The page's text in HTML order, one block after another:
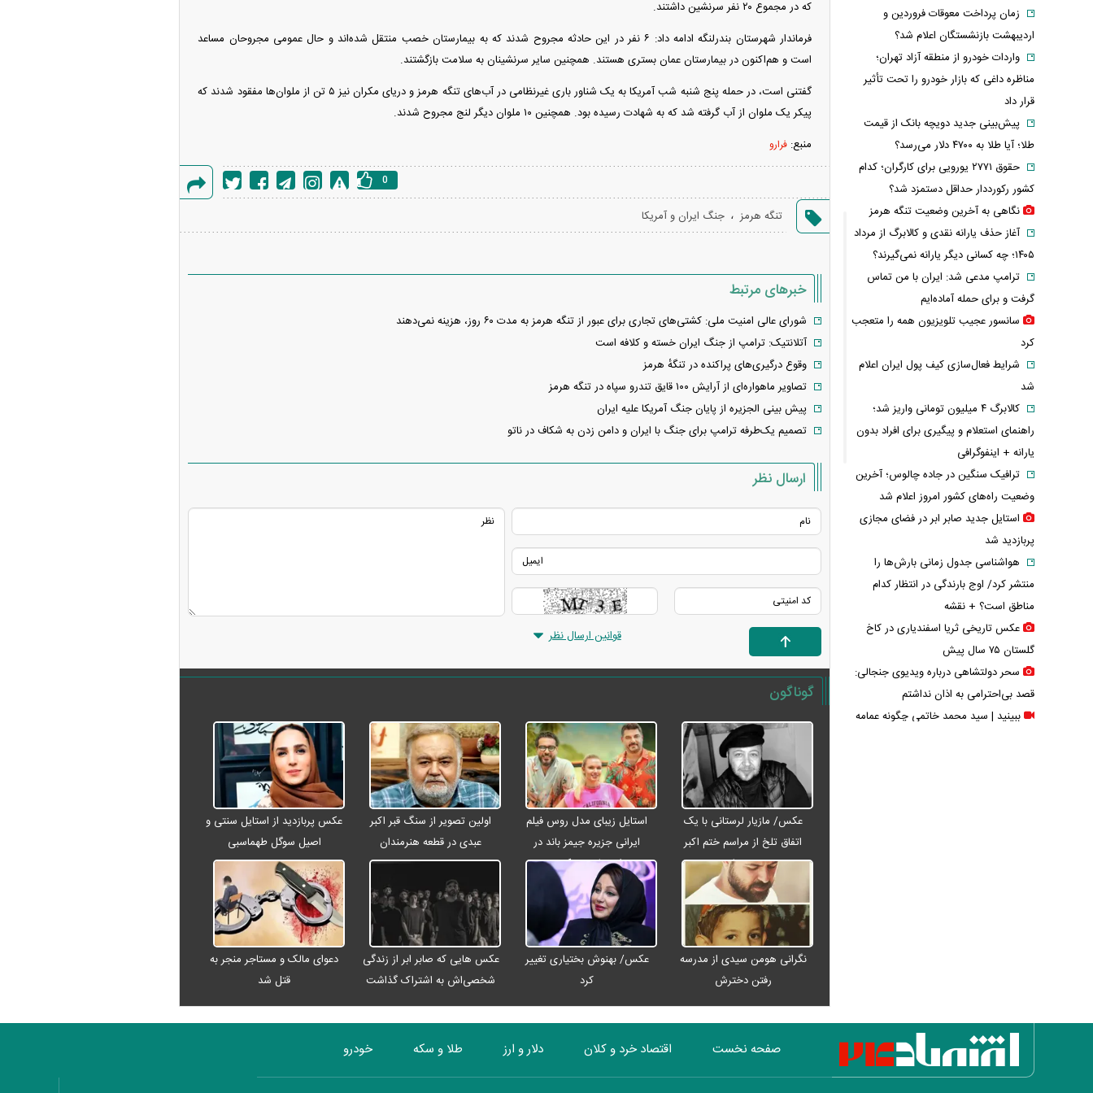
که در مجموع ۲۰ نفر سرنشین داشتند.
فرماندار شهرستان بندرلنگه ادامه داد: ۶ نفر در این حادثه مجروح شدند که به بیمارستان خصب منتقل شده‌اند و حال عمومی مجروحان مساعد
است و هم‌اکنون در بیمارستان عمان بستری هستند. همچنین سایر سرنشینان به سلامت بازگشتند.
گفتنی است، در حمله پنج شنبه شب آمریکا به یک شناور باری غیرنظامی در آب‌های تنگه هرمز و دریای مکران نیز ۵ تن از ملوان‌ها مفقود شدند که
پیکر یک ملوان از آب گرفته شد که به شهادت رسیده بود. همچنین ۱۰ ملوان دیگر لنج مجروح شدند.
منبع: فرارو
گزارش
0
تنگه هرمز ، جنگ ایران و آمریکا
خبرهای مرتبط
شورای عالی امنیت ملی: کشتی‌های تجاری برای عبور از تنگه هرمز به مدت ۶۰ روز، هزینه‌ نمی‌دهند
آتلانتیک: ترامپ از جنگ ایران خسته و کلافه است
وقوع درگیری‌های پراکنده در تنگهٔ هرمز
تصاویر ماهواره‌ای از آرایش ۱۰۰ قایق تندرو سپاه در تنگه هرمز
پیش بینی الجزیره از پایان جنگ آمریکا علیه ایران
تصمیم یک‌طرفه ترامپ برای جنگ با ایران و دامن زدن به شکاف در ناتو
ارسال نظر
قوانین ارسال نظر
گوناگون
عکس/ مازیار لرستانی با یک
اتفاق تلخ از مراسم ختم اکبر
عبدی رفت
استایل زیبای مدل روس فیلم
ایرانی جزیره جیمز باند در
اصفهان + عکس
اولین تصویر از سنگ قبر اکبر
عبدی در قطعه هنرمندان
عکس پربازدید از استایل سنتی و
اصیل سوگل طهماسبی
نگرانی هومن سیدی از مدرسه
رفتن دخترش
عکس/ بهنوش بختیاری تغییر
کرد
عکس هایی که صابر ابر از زندگی
شخصی‌اش به اشتراک گذاشت
دعوای مالک و مستاجر منجر به
قتل شد
زمان پرداخت معوقات فروردین و
اردیبهشت بازنشستگان اعلام شد؟
واردات خودرو از منطقه آزاد تهران؛
مناظره داغی که بازار خودرو را تحت تأثیر
قرار داد
پیش‌بینی جدید دویچه‌ بانک از قیمت
طلا؛ آیا طلا به ۴۷۰۰ دلار می‌رسد؟
حقوق ۲۷۷۱ یورویی برای کارگران؛ کدام
کشور رکورددار حداقل دستمزد شد؟
نگاهی به آخرین وضعیت تنگه هرمز
آغاز حذف یارانه نقدی و کالابرگ از مرداد
۱۴۰۵؛ چه کسانی دیگر یارانه نمی‌گیرند؟
ترامپ مدعی شد: ایران با من تماس
گرفت و برای حمله آماده‌ایم
سانسور عجیب تلویزیون همه را متعجب
کرد
شرایط فعال‌سازی کیف پول ایران اعلام
شد
کالابرگ ۴ میلیون تومانی واریز شد؛
راهنمای استعلام و پیگیری برای افراد بدون
یارانه + اینفوگرافی
ترافیک سنگین در جاده چالوس؛ آخرین
وضعیت راه‌های کشور امروز اعلام شد
استایل جدید صابر ابر در فضای مجازی
پربازدید شد
هواشناسی جدول زمانی بارش‌ها را
منتشر کرد/ اوج بارندگی در انتظار کدام
مناطق است؟ + نقشه
عکس تاریخی ثریا اسفندیاری در کاخ
گلستان ۷۵ سال پیش
سحر دولتشاهی درباره ویدیوی جنجالی:
قصد بی‌احترامی به اذان نداشتم
ببینید | سید محمد خاتمی چگونه عمامه
ترامپ منتشر شد
احمد جنتی کیست؟ + زندگی، سوابق
سیاسی و نقش دبیر ۱۰۰ ساله شورای
صفحه نخست اقتصاد خرد و کلان دلار و ارز طلا و سکه خودرو